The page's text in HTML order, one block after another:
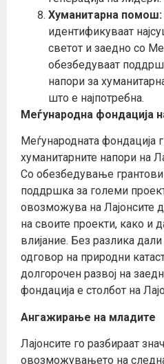
Хуманитарна помош:
идентификуваат
светот и заедно со
обезбедуваат
напори за
што е најпотребна.
Меѓународна фондација
Меѓународната фондација
хуманитарните напори на
Со обезбедување
поддршка за големи
овозможува на Лајонсите
на своите проекти, како и
влијание. Без разлика
одговор на природни
долгорочен развој на
фондација е столбот на
Ангажирање на младите
Лајонсите го разбираат
овозможувањето на